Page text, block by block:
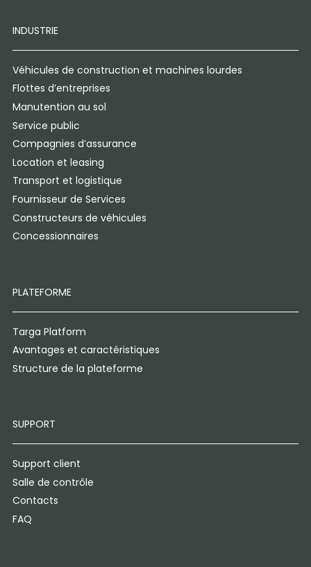
INDUSTRIE
Véhicules de construction et machines lourdes
Flottes d’entreprises
Manutention au sol
Service public
Compagnies d’assurance
Location et leasing
Transport et logistique
Fournisseur de Services
Constructeurs de véhicules
Concessionnaires
PLATEFORME
Targa Platform
Avantages et caractéristiques
Structure de la plateforme
SUPPORT
Support client
Salle de contrôle
Contacts
FAQ